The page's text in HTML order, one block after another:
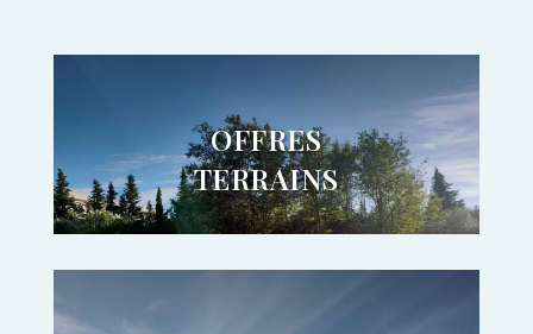
OFFRES
TERRAINS